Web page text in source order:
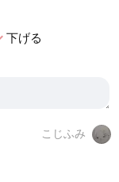
下げる
こじふみ